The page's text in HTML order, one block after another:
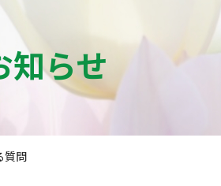
知らせ
質問